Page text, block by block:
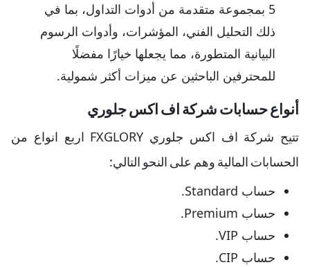
5 بمجموعة متقدمة من أدوات التداول، بما في
ذلك التحليل الفني، المؤشرات، وأدوات الرسوم
البيانية المتطورة، مما يجعلها خيارًا مفضلًا
للمحترفين الباحثين عن ميزات أكثر شمولية.
أنواع حسابات شركة اف اكس جلوري
تتيح شركة اف اكس جلوري FXGLORY اربع انواع من
الحسابات المالية وهم على النحو التالي:
حساب Standard.
حساب Premium.
حساب VIP.
حساب CIP.